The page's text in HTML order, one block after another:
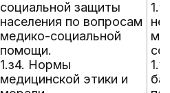
социальной защиты
населения по вопросам
медико-социальной
помощи.
1.з4. Нормы
медицинской этики и